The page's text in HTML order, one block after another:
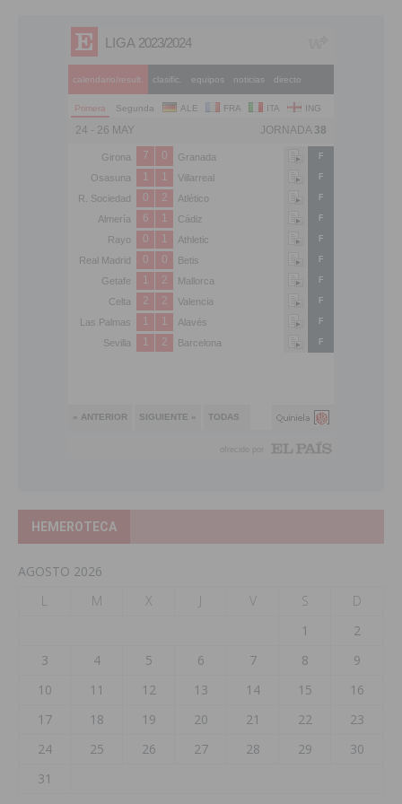
HEMEROTECA
AGOSTO 2026
L
M X J V S
D
1
2
3
4 5 6 7 8
9
10
11 12 13 14 15
16
17
18 19 20 21 22
23
24
25 26 27 28 29
30
31